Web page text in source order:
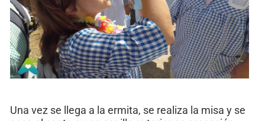
Una vez se llega a la ermita, se realiza la misa y se